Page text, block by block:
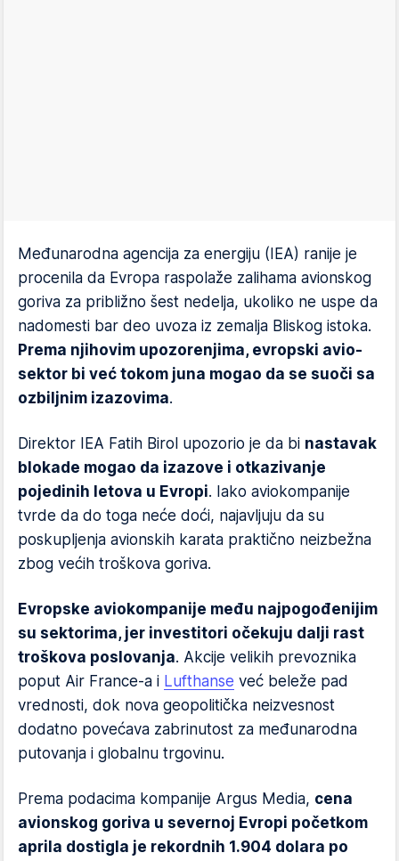
Međunarodna agencija za energiju (IEA) ranije je
procenila da Evropa raspolaže zalihama avionskog
goriva za približno šest nedelja, ukoliko ne uspe da
nadomesti bar deo uvoza iz zemalja Bliskog istoka.
Prema njihovim upozorenjima, evropski avio-
sektor bi već tokom juna mogao da se suoči sa
ozbiljnim izazovima.
Direktor IEA Fatih Birol upozorio je da bi nastavak
blokade mogao da izazove i otkazivanje
pojedinih letova u Evropi. Iako aviokompanije
tvrde da do toga neće doći, najavljuju da su
poskupljenja avionskih karata praktično neizbežna
zbog većih troškova goriva.
Evropske aviokompanije među najpogođenijim
su sektorima, jer investitori očekuju dalji rast
troškova poslovanja. Akcije velikih prevoznika
poput Air France-a i Lufthanse već beleže pad
vrednosti, dok nova geopolitička neizvesnost
dodatno povećava zabrinutost za međunarodna
putovanja i globalnu trgovinu.
Prema podacima kompanije Argus Media, cena
avionskog goriva u severnoj Evropi početkom
aprila dostigla je rekordnih 1.904 dolara po